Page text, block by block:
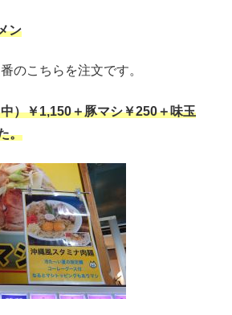
ン
のこちらを注文です。
）￥1,150＋豚マシ￥250＋味玉
。